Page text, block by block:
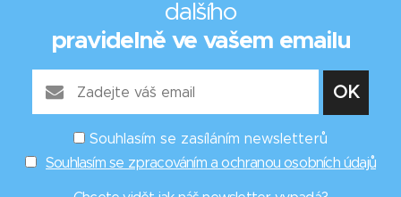
dalšího
pravidelně ve vašem emailu
Souhlasím se zasíláním newsletterů
Souhlasím se zpracováním a ochranou osobních údajů